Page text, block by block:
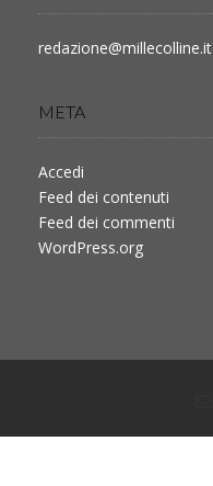
redazione@millecolline.it
META
Accedi
Feed dei contenuti
Feed dei commenti
WordPress.org